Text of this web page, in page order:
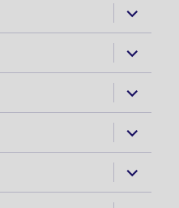
extinde
meniul
copil
extinde
meniul
copil
extinde
meniul
copil
extinde
meniul
copil
extinde
meniul
copil